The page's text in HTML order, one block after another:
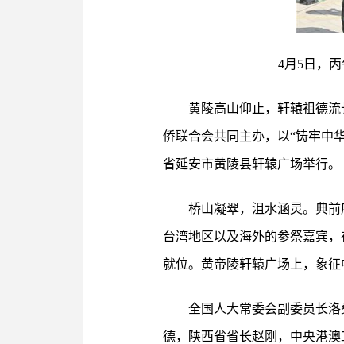
4月5日，
黄陵高山仰止，轩辕祖德
侨联合会共同主办，以“铸牢中
省延安市黄陵县轩辕广场举行。
桥山凝翠，沮水涵灵。典
台湾地区以及海外的参祭嘉宾
就位。黄帝陵轩辕广场上，象
全国人大常委会副委员长
德，陕西省省长赵刚，中央港